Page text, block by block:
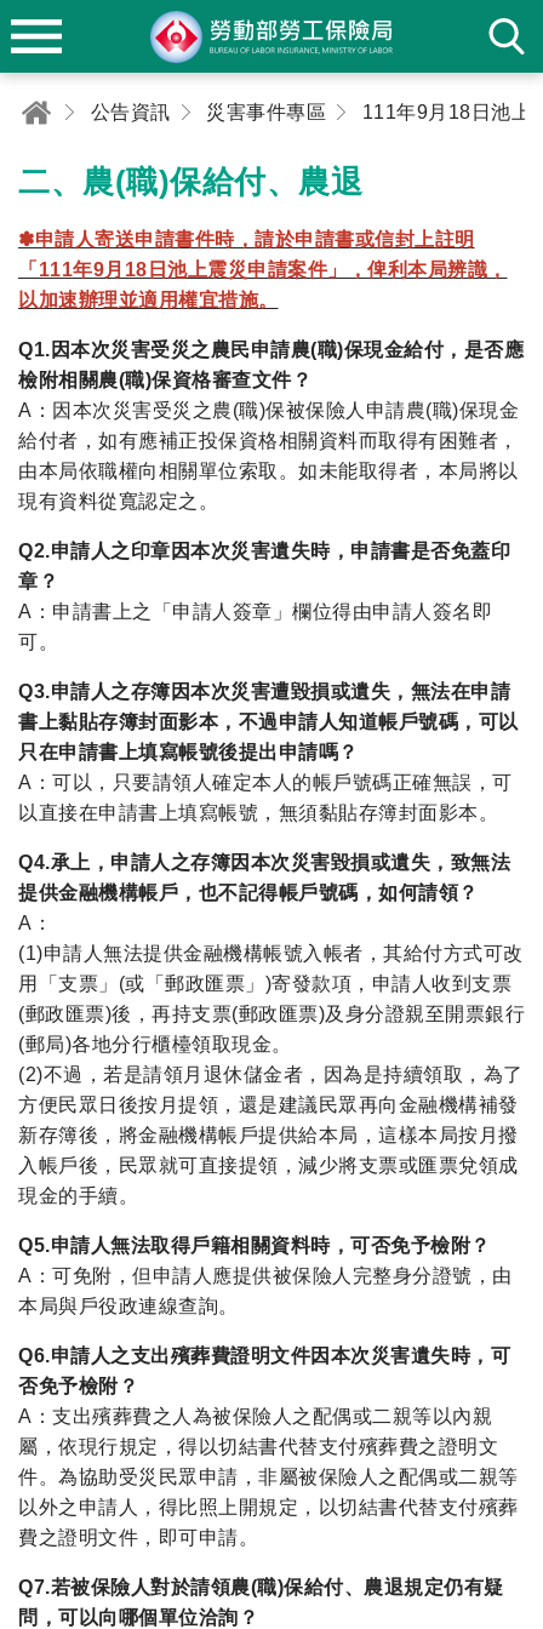
公告資訊 災害事件專區
二、農(職)保給付、農退
✽申請人寄送申請書件時，請於申請書或信封上註明
「111年9月18日池上震災申請案件」，俾利本局辨識，
以加速辦理並適用權宜措施。
Q1.因本次災害受災之農民申請農(職)保現金給付，是否應
檢附相關農(職)保資格審查文件？
A：因本次災害受災之農(職)保被保險人申請農(職)保現金
給付者，如有應補正投保資格相關資料而取得有困難者，
由本局依職權向相關單位索取。如未能取得者，本局將以
現有資料從寬認定之。
Q2.申請人之印章因本次災害遺失時，申請書是否免蓋印
章？
A：申請書上之「申請人簽章」欄位得由申請人簽名即
可。
Q3.申請人之存簿因本次災害遭毀損或遺失，無法在申請
書上黏貼存簿封面影本，不過申請人知道帳戶號碼，可以
只在申請書上填寫帳號後提出申請嗎？
A：可以，只要請領人確定本人的帳戶號碼正確無誤，可
以直接在申請書上填寫帳號，無須黏貼存簿封面影本。
Q4.承上，申請人之存簿因本次災害毀損或遺失，致無法
提供金融機構帳戶，也不記得帳戶號碼，如何請領？
A：
(1)申請人無法提供金融機構帳號入帳者，其給付方式可改
用「支票」(或「郵政匯票」)寄發款項，申請人收到支票
(郵政匯票)後，再持支票(郵政匯票)及身分證親至開票銀行
(郵局)各地分行櫃檯領取現金。
(2)不過，若是請領月退休儲金者，因為是持續領取，為了
方便民眾日後按月提領，還是建議民眾再向金融機構補發
新存簿後，將金融機構帳戶提供給本局，這樣本局按月撥
入帳戶後，民眾就可直接提領，減少將支票或匯票兌領成
現金的手續。
Q5.申請人無法取得戶籍相關資料時，可否免予檢附？
A：可免附，但申請人應提供被保險人完整身分證號，由
本局與戶役政連線查詢。
Q6.申請人之支出殯葬費證明文件因本次災害遺失時，可
否免予檢附？
A：支出殯葬費之人為被保險人之配偶或二親等以內親
屬，依現行規定，得以切結書代替支付殯葬費之證明文
件。為協助受災民眾申請，非屬被保險人之配偶或二親等
以外之申請人，得比照上開規定，以切結書代替支付殯葬
費之證明文件，即可申請。
Q7.若被保險人對於請領農(職)保給付、農退規定仍有疑
問，可以向哪個單位洽詢？